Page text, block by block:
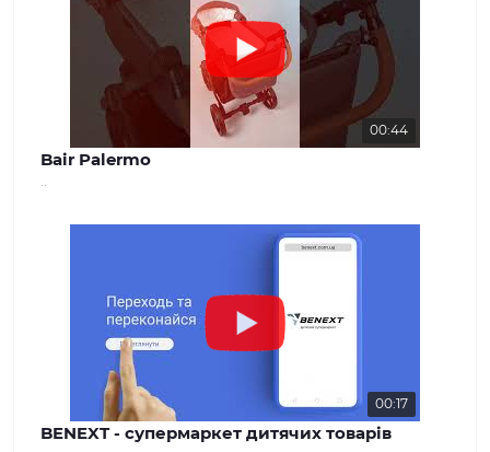
00:44
Bair Palermo
00:17
BENEXT - супермаркет дитячих товарів